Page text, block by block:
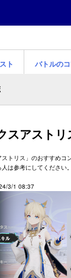
ト バトルの
スアスト
ストリス」のおすすめ
は参考にしてください。
3/1 08:37